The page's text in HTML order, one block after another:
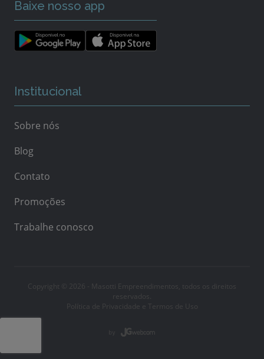
Baixe nosso app
Institucional
Sobre nós
Blog
Contato
Promoções
Trabalhe conosco
Copyright © 2026 - Masotti Empreendimentos, todos os direitos
reservados.
Política de Privacidade e Termos de Uso